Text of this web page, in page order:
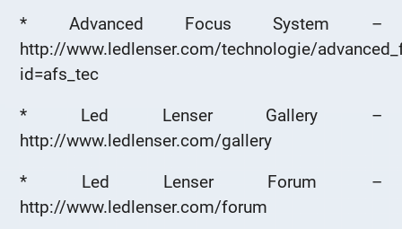
* Advanced Focus System –
http://www.ledlenser.com/technologie/
id=afs_tec
* Led Lenser Gallery –
http://www.ledlenser.com/gallery
* Led Lenser Forum –
http://www.ledlenser.com/forum